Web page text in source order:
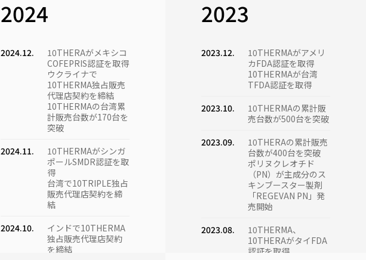
2024
2024.12.
10THERAがメキシコ
COFEPRIS認証を取得
ウクライナで
10THERMA独占販売
代理店契約を締結
10THERMAの台湾累
計販売台数が170台を
突破
2024.11.
10THERMAがシンガ
ポールSMDR認証を取
得
台湾で10TRIPLE独占
販売代理店契約を締
結
2024.10.
インドで10THERMA
独占販売代理店契約
を締結
2023
2023.12.
10THERMAがアメリ
カFDA認証を取得
10THERMAが台湾
TFDA認証を取得
2023.10.
10THERMAの累計販
売台数が500台を突破
2023.09.
10THERAの累計販売
台数が400台を突破
ポリヌクレオチド
（PN）が主成分のス
キンブースター製剤
「REGEVAN PN」発
売開始
2023.08.
10THERMA、
10THERAがタイFDA
認証を取得